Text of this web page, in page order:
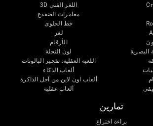
البصرية
اللغز الفني 3D
مغامرات الضفدع
خط الحلوى
لغز
الأرقام
لون النحلة
اللعبة العقلية: تفجير البالونات
ألعاب الذكاء
ألعاب اون لاين من آجل الذاكرة
ألعاب عقلية
تمارين
براءة اختراع